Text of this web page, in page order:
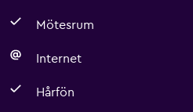
Mötesrum
Internet
Hårfön